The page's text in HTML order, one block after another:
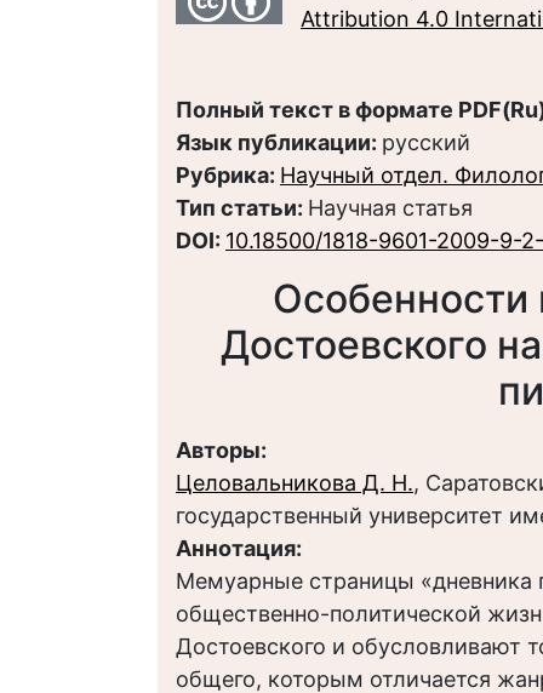
Attribution 4.0
Полный текст в формате
Язык публикации: русский
Рубрика: Научный отдел.
Тип статьи: Научная статья
DOI: 10.18500/1818-9601-2009-9-
Достоевского
Авторы:
Целовальникова Д. Н.,
государственный университет
Аннотация:
Мемуарные страницы «дневника
общественно-политической
Достоевского и обусловливают
общего, которым отличается